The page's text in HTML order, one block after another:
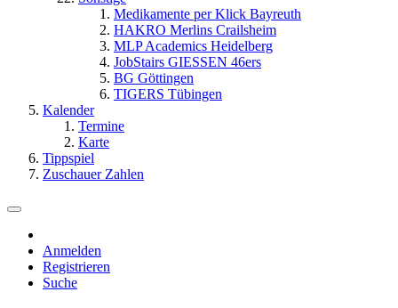
Medikamente per Klick Bayreuth
HAKRO Merlins Crailsheim
MLP Academics Heidelberg
JobStairs GIESSEN 46ers
BG Göttingen
TIGERS Tübingen
Kalender
Termine
Karte
Tippspiel
Zuschauer Zahlen
Anmelden
Registrieren
Suche